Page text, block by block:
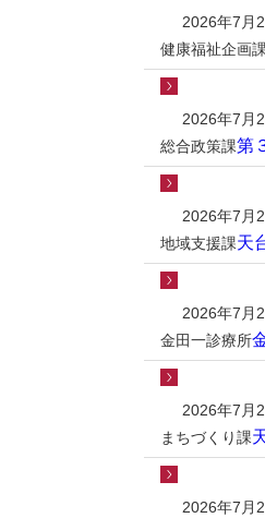
2026年7月
健康福祉企画課
2026年7月
総合政策課第
2026年7月
地域支援課天
2026年7月
金田一診療所
2026年7月
まちづくり課
2026年7月